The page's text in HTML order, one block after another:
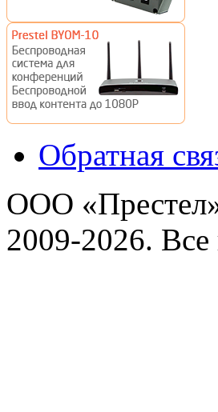
Обратная
ООО
2009-2026.